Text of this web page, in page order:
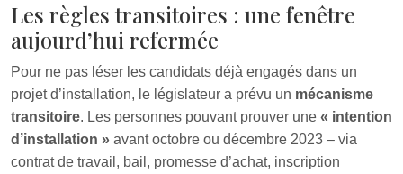
Les règles transitoires : une fenêtre
aujourd’hui refermée
Pour ne pas léser les candidats déjà engagés dans un
projet d’installation, le législateur a prévu un mécanisme
transitoire. Les personnes pouvant prouver une « intention
d’installation » avant octobre ou décembre 2023 – via
contrat de travail, bail, promesse d’achat, inscription